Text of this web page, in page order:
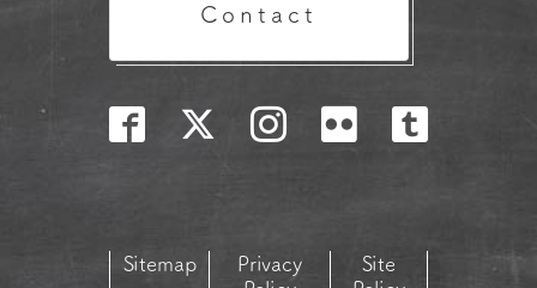
Contact
Sitemap
Privacy
Site